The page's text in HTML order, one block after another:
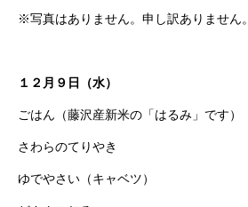
※写真はありません。申し訳ありません。
１２月９日（水）
ごはん（藤沢産新米の「はるみ」です）
さわらのてりやき
ゆでやさい（キャベツ）